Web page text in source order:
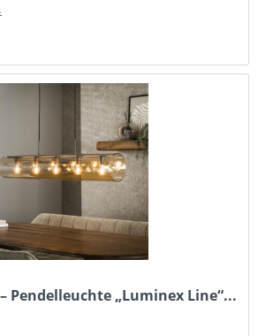
Pendelleuchte „Luminex Line“...